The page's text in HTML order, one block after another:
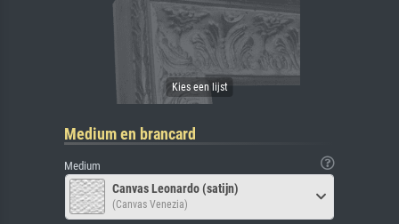
Medium en brancard
Medium
Canvas Leonardo (satijn)
(Canvas Venezia)